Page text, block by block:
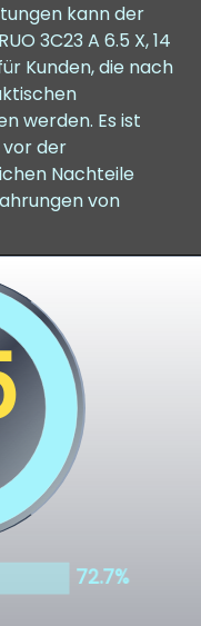
kann der
3C23 A 6.5 X, 14
Kunden, die nach
werden. Es ist
vor der
Nachteile
von